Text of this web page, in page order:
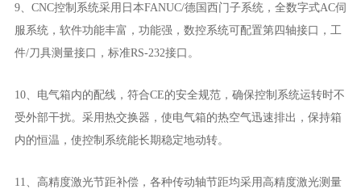
9、CNC控制系统采用日本FANUC/德国西门子系统，全数字式AC伺
服系统，软件功能丰富，功能强，数控系统可配置第四轴接口，工
件/刀具测量接口，标准RS-232接口。
10、电气箱内的配线，符合CE的安全规范，确保控制系统运转时不
受外部干扰。采用热交换器，使电气箱的热空气迅速排出，保持箱
内的恒温，使控制系统能长期稳定地动转。
11、高精度激光节距补偿，各种传动轴节距均采用高精度激光测量